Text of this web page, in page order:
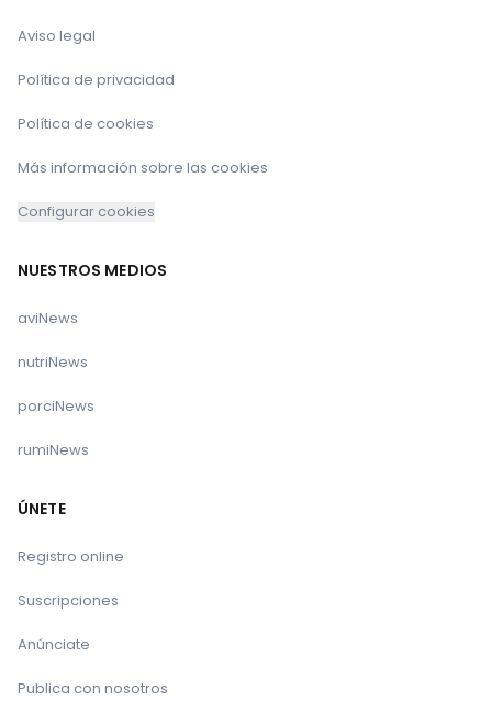
Aviso legal
Política de privacidad
Política de cookies
Más información sobre las cookies
Configurar cookies
NUESTROS MEDIOS
aviNews
nutriNews
porciNews
rumiNews
ÚNETE
Registro online
Suscripciones
Anúnciate
Publica con nosotros